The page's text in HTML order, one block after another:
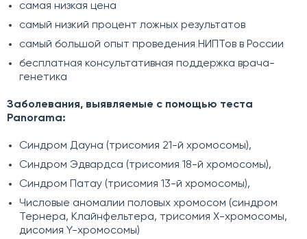
самая низкая цена
самый низкий процент ложных результатов
самый большой опыт проведения НИПТов в России
бесплатная консультативная поддержка врача-
генетика
Заболевания, выявляемые с помощью теста
Panorama:
Синдром Дауна (трисомия 21-й хромосомы),
Синдром Эдвардса (трисомия 18-й хромосомы),
Синдром Патау (трисомия 13-й хромосомы),
Числовые аномалии половых хромосом (синдром
Тернера, Клайнфельтера, трисомия Х-хромосомы,
дисомия Y-хромосомы)